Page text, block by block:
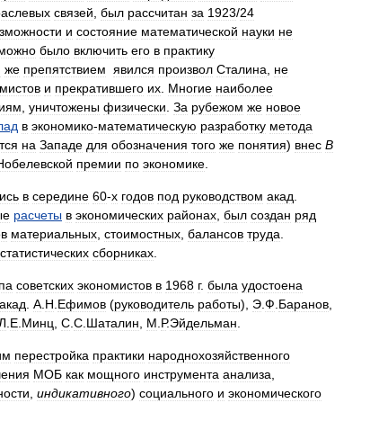
связей, был рассчитан за 1923/24
и состояние математической науки не
было включить его в практику
же препятствием явился произвол Сталина, не
и прекратившего их. Многие наиболее
, уничтожены физически. За рубежом же новое
в экономико-математическую разработку метода
на Западе для обозначения того же понятия) внес В
премии по экономике.
в середине 60-х годов под руководством акад.
расчеты в экономических районах, был создан ряд
материальных, стоимостных, балансов труда.
статистических сборниках.
советских экономистов в 1968 г. была удостоена
акад. А.Н.Ефимов (руководитель работы), Э.Ф.Баранов,
.Е.Минц, С.С.Шаталин, М.Р.Эйдельман.
перестройка практики народнохозяйственного
МОБ как мощного инструмента анализа,
, индикативного) социального и экономического